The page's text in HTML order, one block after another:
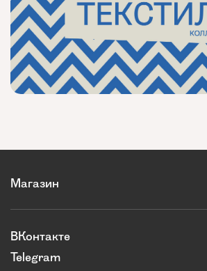
Магазин
ВКонтакте
Telegram